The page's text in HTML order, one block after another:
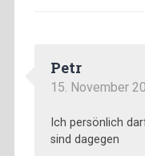
Petr
15. November
Ich persönlich
sind dagegen